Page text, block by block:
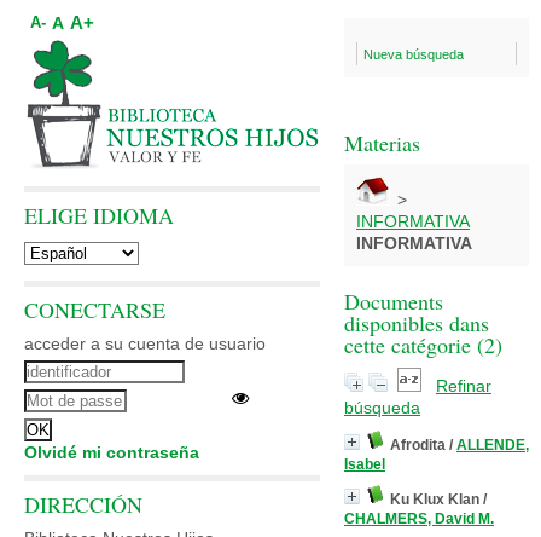
Nueva búsqueda
Materias
>
INFORMATIVA
INFORMATIVA
Documents
disponibles dans
cette catégorie (2)
Refinar
búsqueda
Afrodita / ALLENDE,
Isabel
Ku Klux Klan /
CHALMERS, David M.
A- A A+
ELIGE IDIOMA
CONECTARSE
acceder a su cuenta de usuario
Olvidé mi contraseña
DIRECCIÓN